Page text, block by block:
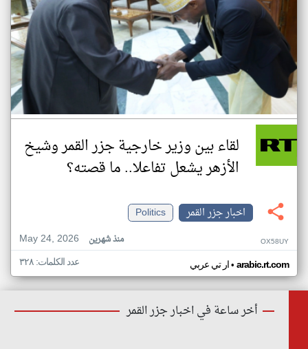
لقاء بين وزير خارجية جزر القمر وشيخ
الأزهر يشعل تفاعلا.. ما قصته؟
اخبار جزر القمر
Politics
May 24, 2026
منذ شهرين OX58UY
ار تي عربي• arabic.rt.com عدد الكلمات: ٣٢٨
أخر ساعة في اخبار جزر القمر